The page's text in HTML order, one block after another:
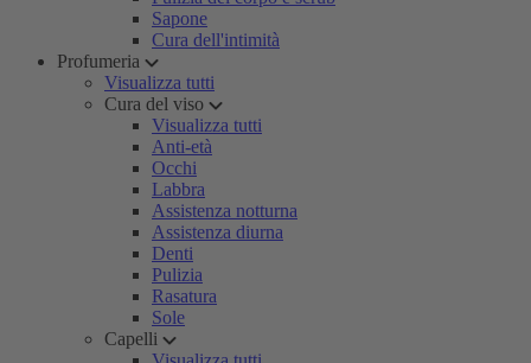
Sapone
Cura dell'intimità
Profumeria
Visualizza tutti
Cura del viso
Visualizza tutti
Anti-età
Occhi
Labbra
Assistenza notturna
Assistenza diurna
Denti
Pulizia
Rasatura
Sole
Capelli